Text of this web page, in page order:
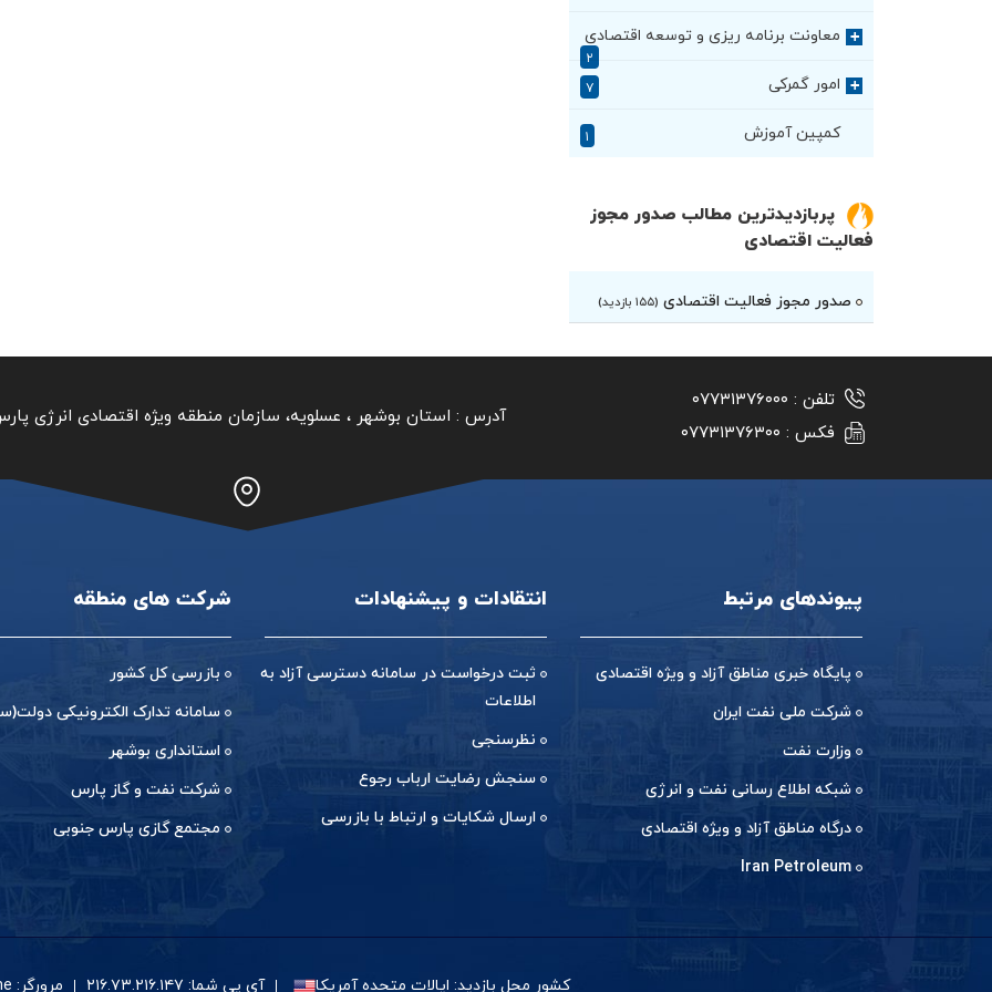
+ معاونت برنامه ریزی و توسعه اقتصادی
۲
+
امور گمرکی ۷
کمپین آموزش ۱
پربازدیدترین مطالب صدور مجوز
فعالیت اقتصادی
صدور مجوز فعالیت اقتصادی (۱۵۵ بازدید)
تلفن : ۰۷۷۳۱۳۷۶۰۰۰
فکس : ۰۷۷۳۱۳۷۶۳۰۰
آدرس : استان بوشهر ‏، عسلویه، سازمان منطقه ویژه اقتصادی انرژی
پیوندهای مرتبط
پایگاه خبری مناطق آزاد و ویژه اقتصادی
شرکت ملی نفت ایران
وزارت نفت
شبکه اطلاع رسانی نفت و انرژی
درگاه مناطق آزاد و ویژه اقتصادی
Iran Petroleum
انتقادات و پیشنهادات
ثبت درخواست در سامانه دسترسی آزاد به
اطلاعات
نظرسنجی
سنجش رضایت ارباب رجوع
ارسال شکایات و ارتباط با بازرسی
شرکت های منطقه
بازرسی کل کشور
سامانه تدارک الکترونیکی
استانداری بوشهر
شرکت نفت و گاز پارس
مجتمع گازی پارس جنوبی
کشور محل بازدید: ایالات متحده آمریکا آی پی شما: ۲۱۶.۷۳.۲۱۶.۱۴۷ مرورگر: Google Chrome